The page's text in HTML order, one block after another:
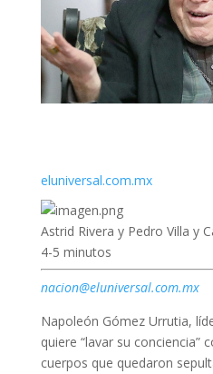
eluniversal.com.mx
Astrid Rivera y Pedro Villa y
4-5 minutos
nacion@eluniversal.com.mx
Napoleón Gómez Urrutia,
quiere “lavar su conciencia”
cuerpos que quedaron